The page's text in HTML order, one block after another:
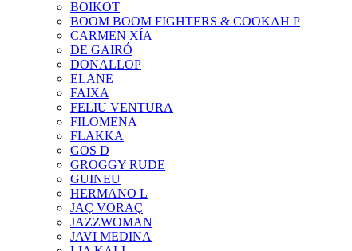
BOIKOT
BOOM BOOM FIGHTERS & COOKAH P
CARMEN XÍA
DE GAIRÓ
DONALLOP
ELANE
FAIXA
FELIU VENTURA
FILOMENA
FLAKKA
GOS D
GROGGY RUDE
GUINEU
HERMANO L
JAÇ VORAÇ
JAZZWOMAN
JAVI MEDINA